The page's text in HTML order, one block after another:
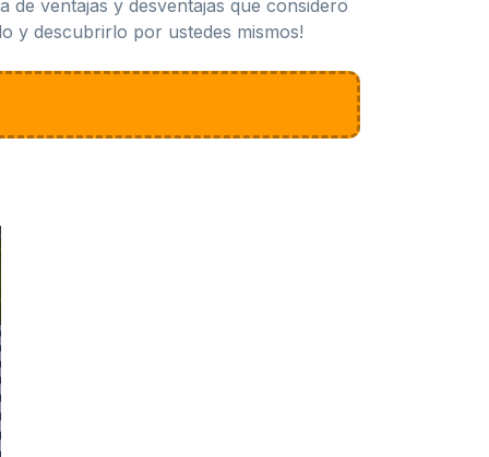
ventajas y desventajas que considero
y descubrirlo por ustedes mismos!